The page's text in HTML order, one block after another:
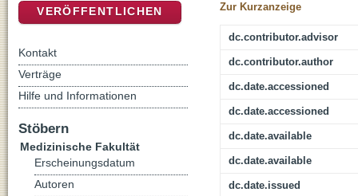
Zur Kurzanzeige
dc.contributor.advisor
dc.contributor.author
dc.date.accessioned
dc.date.accessioned
dc.date.available
dc.date.available
dc.date.issued
VERÖFFENTLICHEN
Kontakt
Verträge
Hilfe und Informationen
Stöbern
Medizinische Fakultät
Erscheinungsdatum
Autoren